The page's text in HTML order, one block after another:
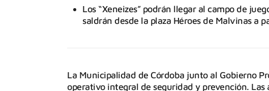
Los “Xeneizes” podrán llegar al campo de
saldrán desde la plaza Héroes de Malvinas a
La Municipalidad de Córdoba junto al Gobierno
operativo integral de seguridad y prevención.